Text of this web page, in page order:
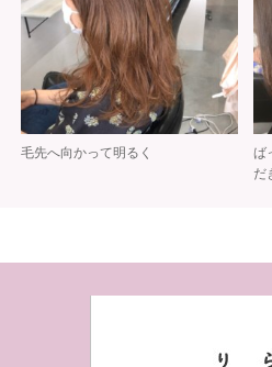
毛先へ向かって明るく
ば
だ